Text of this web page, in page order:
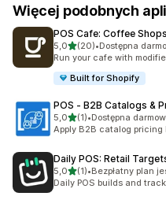
Więcej podobnych
POS Cafe: Coffee
5,0na 5 gwiazdek
(20)
Łączna liczba recenzji: 20
•Dostępna
Run your cafe with
Built for Shopify
POS ‑ B2B Catalogs &
5,0na 5 gwiazdek
(1)
Łączna liczba recenzji: 1
•Dostępna
Apply B2B catalog pricing
Daily POS: Retail
5,0na 5 gwiazdek
(1)
Łączna liczba recenzji: 1
•Bezpłatny plan
Daily POS builds and